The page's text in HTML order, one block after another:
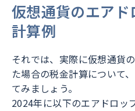
仮想通貨のエア
計算例
それでは、実際に仮想通貨
た場合の税金計算について
てみましょう。
2024年に以下のエアドロッ